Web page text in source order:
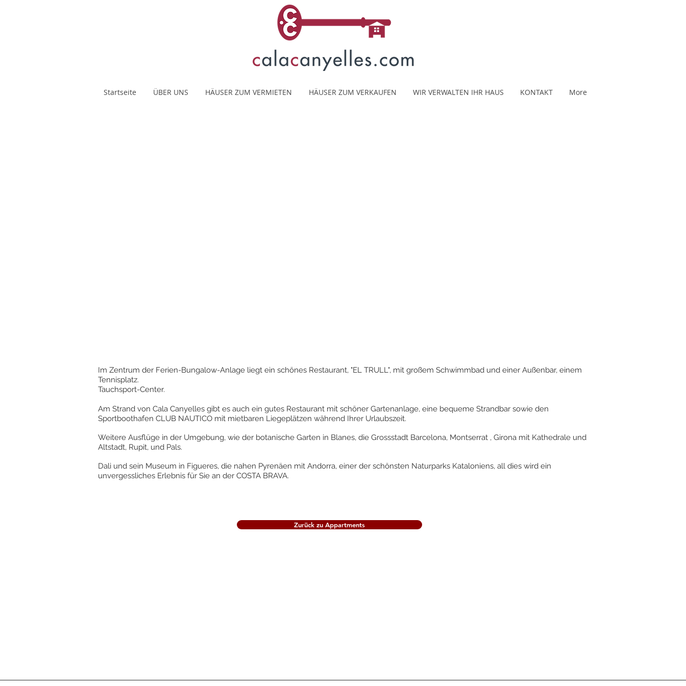
Startseite ÜBER UNS HÄUSER ZUM VERMIETEN HÄUSER ZUM VERKAUFEN WIR VERWALTEN IHR HAUS KONTAKT More
Zurück zu Appartments
Im Zentrum der Ferien-Bungalow-Anlage liegt ein schönes Restaurant, "EL TRULL", mit großem Schwimmbad und einer Außenbar, einem
Tennisplatz.
Tauchsport-Center.
Am Strand von Cala Canyelles gibt es auch ein gutes Restaurant mit schöner Gartenanlage, eine bequeme Strandbar sowie den
Sportboothafen CLUB NAUTICO mit mietbaren Liegeplätzen während Ihrer Urlaubszeit.
Weitere Ausflüge in der Umgebung, wie der botanische Garten in Blanes, die Grossstadt Barcelona, Montserrat , Girona mit Kathedrale und
Altstadt, Rupit, und Pals.
Dali und sein Museum in Figueres, die nahen Pyrenäen mit Andorra, einer der schönsten Naturparks Kataloniens, all dies wird ein
unvergessliches Erlebnis für Sie an der COSTA BRAVA.